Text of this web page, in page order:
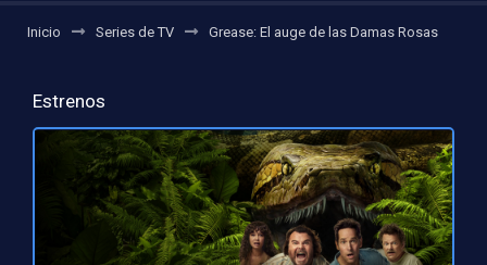
Inicio Series de TV Grease: El auge de las Damas Rosas
Estrenos